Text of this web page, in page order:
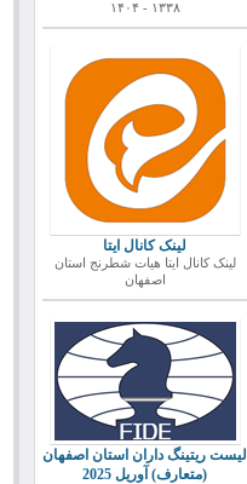
۱۳۳۸ - ۱۴۰۴
لینک کانال ایتا
لینک کانال ایتا هیات شطرنج استان
اصفهان
ليست ريتينگ داران استان اصفهان
(متعارف) آوریل 2025